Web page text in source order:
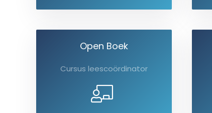
Open Boek
Cursus leescoördinator